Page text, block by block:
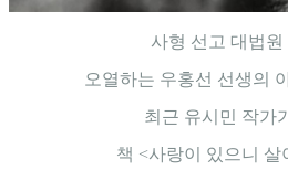
사형 선고 대법원
오열하는 우홍선 선생의
최근 유시민 작가
책 <사랑이 있으니 살